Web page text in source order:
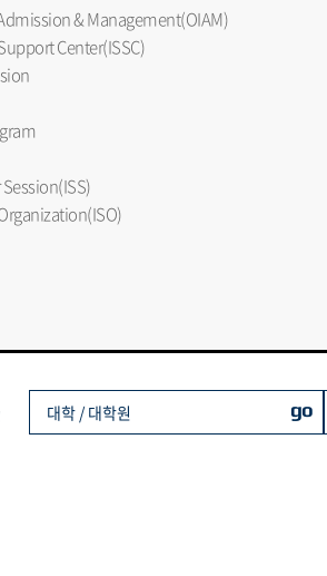
& Management(OIAM)
Center(ISSC)
대학 / 대학원 go